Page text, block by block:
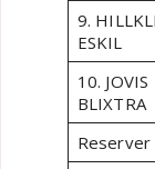
9.
ESKIL
10. JOVIS
BLIXTRA
Reserver